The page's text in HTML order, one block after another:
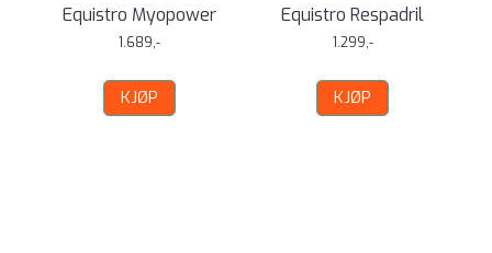
Equistro Myopower
1.689,-
KJØP
Equistro Respadril
1.299,-
KJØP